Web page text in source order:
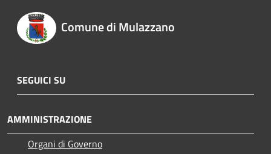
Comune di Mulazzano
SEGUICI SU
AMMINISTRAZIONE
Organi di Governo